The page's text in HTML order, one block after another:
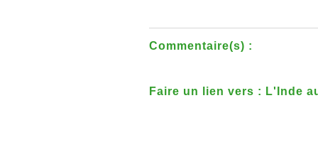
Commentaire(s) :
Faire un lien vers : L'Inde